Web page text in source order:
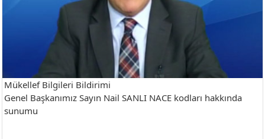
Mükellef Bilgileri Bildirimi
Genel Başkanımız Sayın Nail SANLI NACE kodları hakkında
sunumu